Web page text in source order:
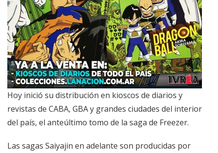
Hoy inició su distribución en kioscos de diarios y
revistas de CABA, GBA y grandes ciudades del interior
del país, el anteúltimo tomo de la saga de Freezer.
Las sagas Saiyajin en adelante son producidas por